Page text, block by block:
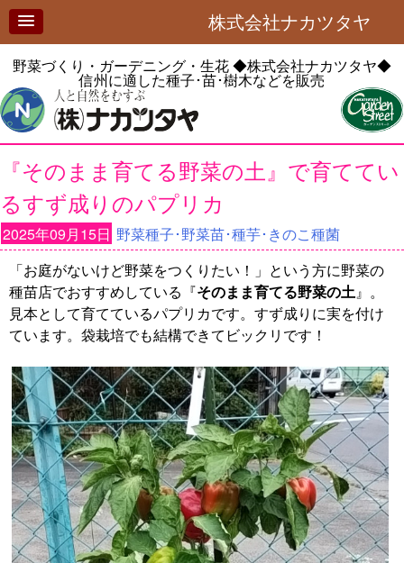
株式会社ナカツタヤ
野菜づくり・ガーデニング・生花◆株式会社ナカツタヤ◆
信州に適した種子･苗･樹木などを販売
『そのまま育てる野菜の土』で育ててい
るすず成りのパプリカ
2025年09月15日 野菜種子･野菜苗･種芋･きのこ種菌
「お庭がないけど野菜をつくりたい！」という方に野菜の
種苗店でおすすめしている『そのまま育てる野菜の土』。
見本として育てているパプリカです。すず成りに実を付け
ています。袋栽培でも結構できてビックリです！